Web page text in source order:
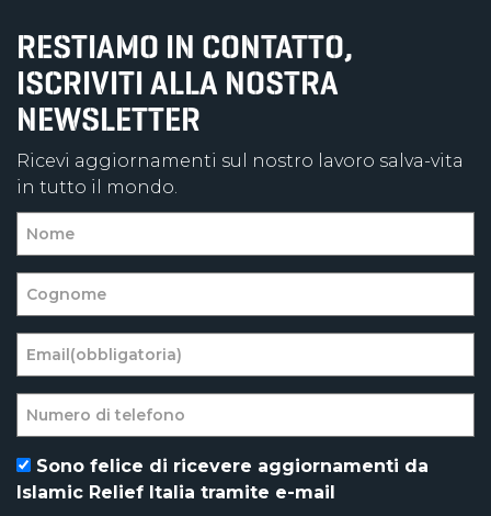
RESTIAMO IN CONTATTO,
ISCRIVITI ALLA NOSTRA
NEWSLETTER
Ricevi aggiornamenti sul nostro lavoro salva-vita
in tutto il mondo.
Sono felice di ricevere aggiornamenti da
Islamic Relief Italia tramite e-mail